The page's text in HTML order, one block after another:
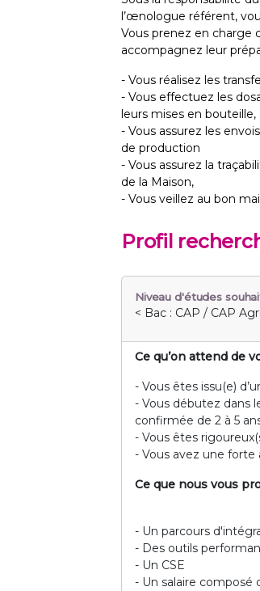
l’œnologue référent,
Vous prenez en charge
accompagnez leur
- Vous réalisez les
- Vous effectuez les
leurs mises en bouteille,
- Vous assurez les
de production
- Vous assurez la
de la Maison,
- Vous veillez au bon
Profil
Niveau d'études
< Bac : CAP / CAP
Ce qu’on attend de
- Vous êtes issu(e)
- Vous débutez dans
confirmée de 2 à 5
- Vous êtes
- Vous avez une forte
Ce que nous vous
- Un parcours
- Des outils
- Un CSE
- Un salaire composé